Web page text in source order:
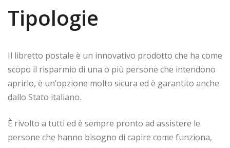
Tipologie
Il libretto postale è un innovativo prodotto che ha come
scopo il risparmio di una o più persone che intendono
aprirlo, è un’opzione molto sicura ed è garantito anche
dallo Stato italiano.
È rivolto a tutti ed è sempre pronto ad assistere le
persone che hanno bisogno di capire come funziona,